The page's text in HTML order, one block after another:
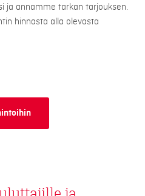
ja annamme tarkan tarjouksen.
hinnasta alla olevasta